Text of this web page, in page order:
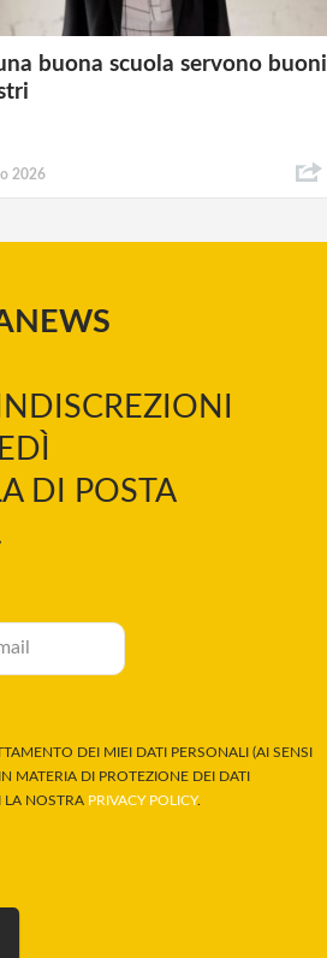
buona scuola servono buoni
2026
DI POSTA
DEI MIEI DATI PERSONALI (AI SENSI
MATERIA DI PROTEZIONE DEI DATI
LA NOSTRA PRIVACY POLICY.